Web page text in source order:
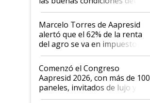
agro argentino para invertir:
"Los veo más motivados"
Marcelo Torres de Aapresid
alertó que el 62% de la renta
del agro se va en impuestos:
"No es bueno que en
Argentina se sigan discutiendo
las mismas cosas de hace 50
años"
Comenzó el Congreso
Aapresid 2026, con más de 100
paneles, invitados de lujo y
todas las tendencias